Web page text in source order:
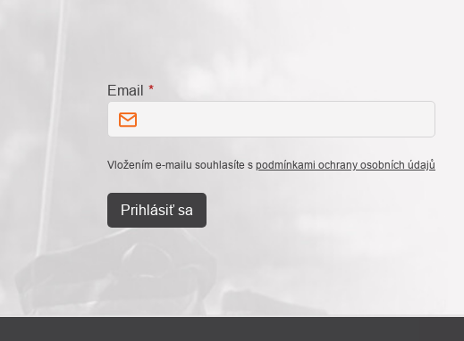
Email
Vložením e-mailu souhlasíte s podmínkami ochrany osobních údajů
Prihlásiť sa